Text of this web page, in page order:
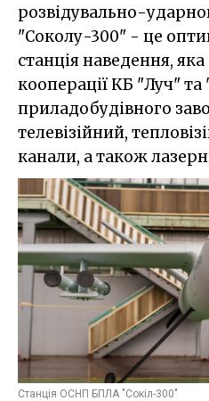
розвідувально-
"Соколу-300" - це
станція наведення,
кооперації КБ "Луч" та
приладобудівного
телевізійний,
канали, а також
Станція ОСНП БПЛА "Сокіл-300"